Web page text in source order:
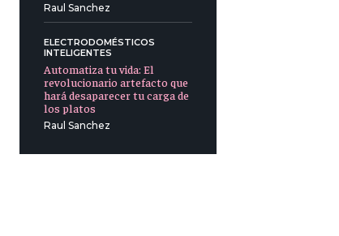
Raul Sanchez
ELECTRODOMÉSTICOS
INTELIGENTES
Automatiza tu vida: El
revolucionario artefacto que
hará desaparecer tu carga de
los platos
Raul Sanchez